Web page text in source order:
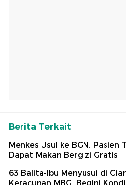
Berita Terkait
Menkes Usul ke BGN, Pasien
Dapat Makan Bergizi Gratis
63 Balita-Ibu Menyusui di
Keracunan MBG, Begini